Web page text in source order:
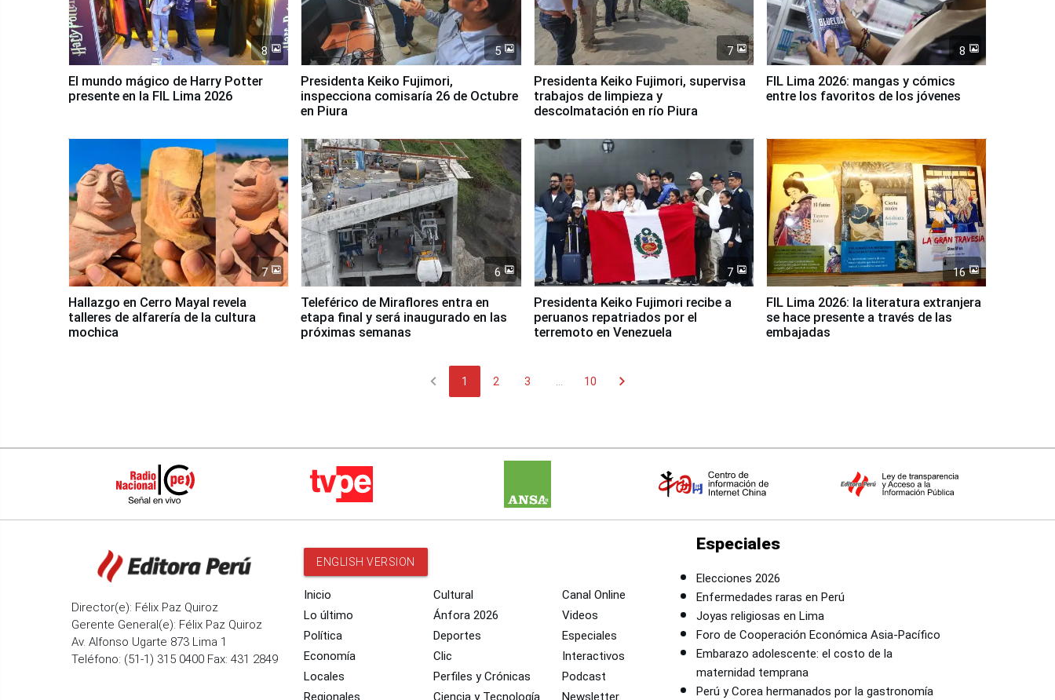
8
El mundo mágico de Harry Potter
presente en la FIL Lima 2026
5
Presidenta Keiko Fujimori,
inspecciona comisaría 26 de Octubre
en Piura
7
Presidenta Keiko Fujimori, supervisa
trabajos de limpieza y
descolmatación en río Piura
8
FIL Lima 2026: mangas y cómics
entre los favoritos de los jóvenes
7
Hallazgo en Cerro Mayal revela
talleres de alfarería de la cultura
mochica
6
Teleférico de Miraflores entra en
etapa final y será inaugurado en las
próximas semanas
7
Presidenta Keiko Fujimori recibe a
peruanos repatriados por el
terremoto en Venezuela
16
FIL Lima 2026: la literatura extranjera
se hace presente a través de las
embajadas
chevron_left 1 2 3 10 chevron_right
Director(e): Félix Paz Quiroz
Gerente General(e): Félix Paz Quiroz
Av. Alfonso Ugarte 873 Lima 1
Teléfono: (51-1) 315 0400 Fax: 431 2849
ENGLISH VERSION
Inicio
Lo último
Política
Economía
Locales
Regionales
Cultural
Ánfora 2026
Deportes
Clic
Perfiles y Crónicas
Ciencia y Tecnología
Canal Online
Videos
Especiales
Interactivos
Podcast
Newsletter
Especiales
Elecciones 2026
Enfermedades raras en Perú
Joyas religiosas en Lima
Foro de Cooperación Económica Asia-Pacífico
Embarazo adolescente: el costo de la
maternidad temprana
Perú y Corea hermanados por la gastronomía